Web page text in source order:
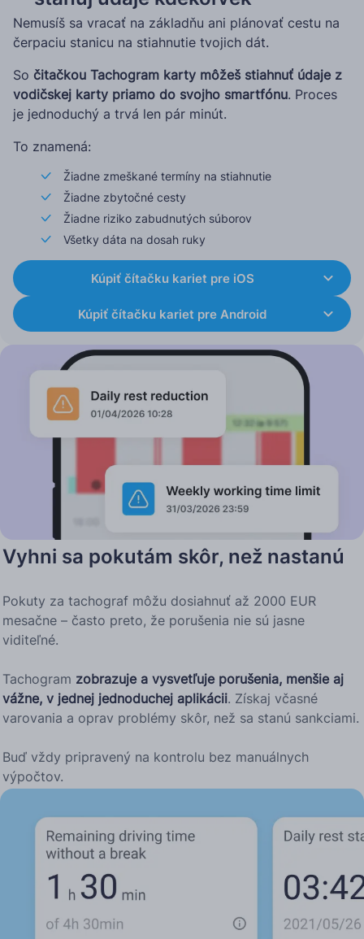
Nemusíš sa vracať na základňu ani plánovať cestu na
čerpaciu stanicu na stiahnutie tvojich dát.
So čitačkou Tachogram karty môžeš stiahnuť údaje z
vodičskej karty priamo do svojho smartfónu. Proces
je jednoduchý a trvá len pár minút.
To znamená:
Žiadne zmeškané termíny na stiahnutie
Žiadne zbytočné cesty
Žiadne riziko zabudnutých súborov
Všetky dáta na dosah ruky
Kúpiť čítačku kariet pre iOS
Kúpiť čítačku kariet pre Android
Vyhni sa pokutám skôr, než nastanú
Pokuty za tachograf môžu dosiahnuť až 2000 EUR
mesačne – často preto, že porušenia nie sú jasne
viditeľné.
Tachogram zobrazuje a vysvetľuje porušenia, menšie aj
vážne, v jednej jednoduchej aplikácii. Získaj včasné
varovania a oprav problémy skôr, než sa stanú sankciami.
Buď vždy pripravený na kontrolu bez manuálnych
výpočtov.